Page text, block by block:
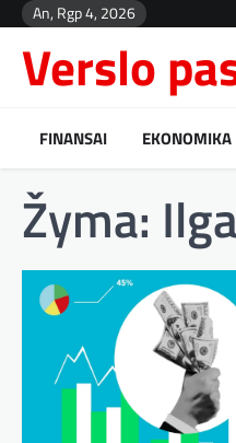
Skip
content
An, Rgp 4, 2026
Verslo
FINANSAI EKONOMIKA
Žyma: